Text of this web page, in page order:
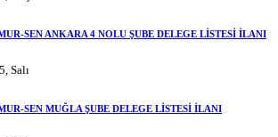
SEN ANKARA 4 NOLU ŞUBE DELEGE LİSTESİ İLANI
Salı
SEN MUĞLA ŞUBE DELEGE LİSTESİ İLANI